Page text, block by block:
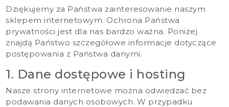
Dziękujemy za Państwa zainteresowanie naszym
sklepem internetowym. Ochrona Państwa
prywatności jest dla nas bardzo ważna. Poniżej
znajdą Państwo szczegółowe informacje dotyczące
postępowania z Państwa danymi.
1. Dane dostępowe i hosting
Nasze strony internetowe można odwiedzać bez
podawania danych osobowych. W przypadku